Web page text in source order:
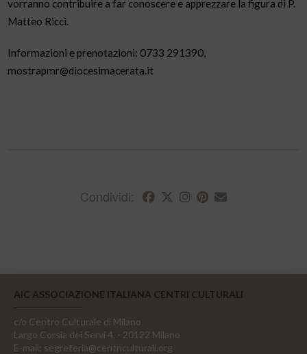
vorranno contribuire a far conoscere e apprezzare la figura di P.
Matteo Ricci.
Informazioni e prenotazioni: 0733 291390,
mostrapmr@diocesimacerata.it
Condividi:
AIC ASSOCIAZIONE ITALIANA CENTRI CULTURALI
c/o Centro Culturale di Milano
Largo Corsia dei Servi 4, - 20122 Milano
E-mail: segreteria@centriculturali.org